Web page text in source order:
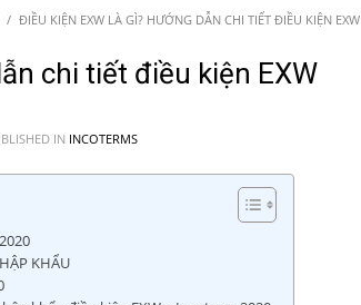
ĐIỀU KIỆN EXW LÀ GÌ? HƯỚNG DẪN CHI TIẾT ĐIỀU KIỆN EXW
chi tiết điều kiện EXW
IN INCOTERMS
KHẨU